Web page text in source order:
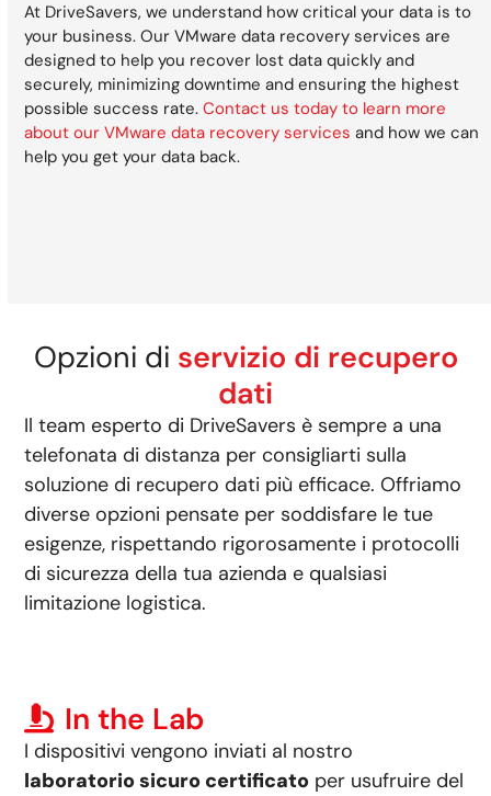
At DriveSavers, we understand how critical your data is to
your business. Our VMware data recovery services are
designed to help you recover lost data quickly and
securely, minimizing downtime and ensuring the highest
possible success rate.Contact us today to learn more
about our VMware data recovery services and how we can
help you get your data back.
Opzioni di servizio di recupero
dati
Il team esperto di DriveSavers è sempre a una
telefonata di distanza per consigliarti sulla
soluzione di recupero dati più efficace. Offriamo
diverse opzioni pensate per soddisfare le tue
esigenze, rispettando rigorosamente i protocolli
di sicurezza della tua azienda e qualsiasi
limitazione logistica.
In the Lab
I dispositivi vengono inviati al nostro
laboratorio sicuro certificato per usufruire del